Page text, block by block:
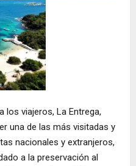
los viajeros, La Entrega,
una de las más visitadas y
nacionales y extranjeros,
a la preservación al